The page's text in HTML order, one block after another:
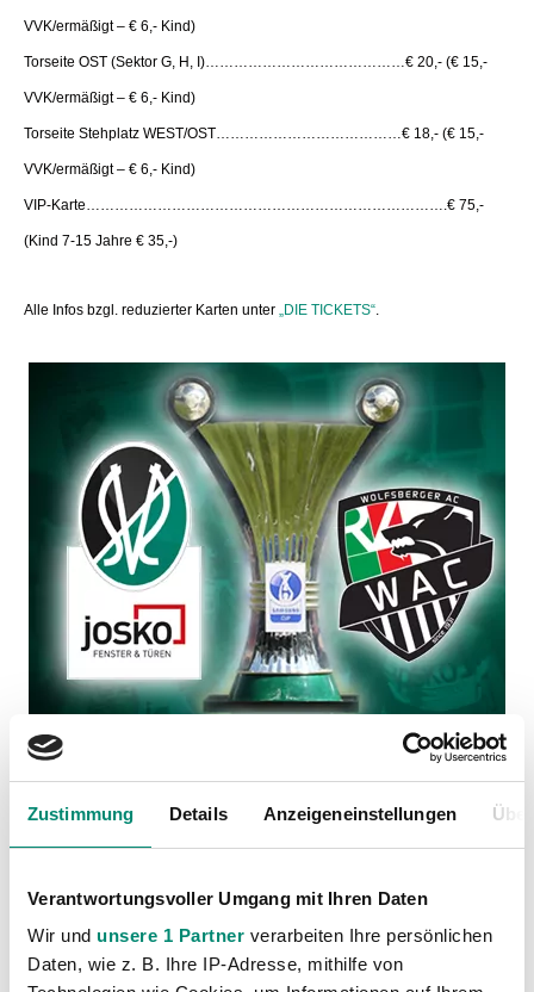
Zustimmung Details Anzeigeneinstellungen
Verantwortungsvoller Umgang mit Ihren Daten
Wir und unsere 1 Partner verarbeiten Ihre persönlichen
Daten, wie z. B. Ihre IP-Adresse, mithilfe von
VVK/ermäßigt – € 6,- Kind)
Torseite OST (Sektor G, H, I)……………………………………€ 20,- (€ 15,-
VVK/ermäßigt – € 6,- Kind)
Torseite Stehplatz WEST/OST…………………………………€ 18,- (€ 15,-
VVK/ermäßigt – € 6,- Kind)
VIP-Karte………………………………………………………………….€ 75,-
(Kind 7-15 Jahre € 35,-)
Alle Infos bzgl. reduzierter Karten unter „DIE TICKETS“.
Kategorien
Allgemeine News
Damen
(6)
Junge Wikinger Ried